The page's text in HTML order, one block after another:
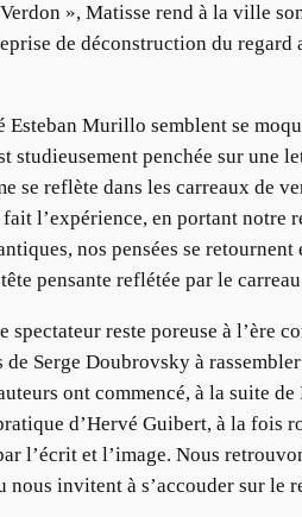
», Matisse rend à la ville
de déconstruction du
Murillo semblent se
studieusement penchée sur
se reflète dans les carreaux de
l’expérience, en portant
nos pensées se
pensante reflétée par le
spectateur reste poreuse à
Serge Doubrovsky à
ont commencé, à la suite
d’Hervé Guibert, à la fois
l’écrit et l’image. Nous
invitent à s’accouder sur le